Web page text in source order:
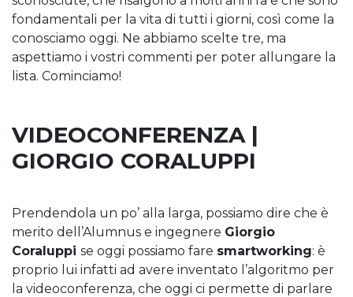
fondamentali per la vita di tutti i giorni, così come la
conosciamo oggi. Ne abbiamo scelte tre, ma
aspettiamo i vostri commenti per poter allungare la
lista. Cominciamo!
VIDEOCONFERENZA |
GIORGIO CORALUPPI
Prendendola un po’ alla larga, possiamo dire che è
merito dell’Alumnus e ingegnere Giorgio
Coraluppi se oggi possiamo fare smartworking: è
proprio lui infatti ad avere inventato l’algoritmo per
la videoconferenza, che oggi ci permette di parlare